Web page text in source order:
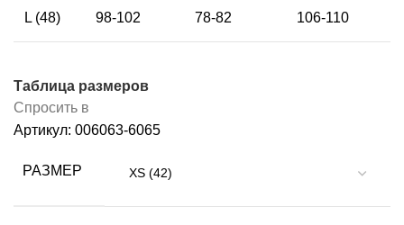
L (48) 98-102 78-82 106-110
Таблица размеров
Спросить в
Артикул: 006063-6065
РАЗМЕР